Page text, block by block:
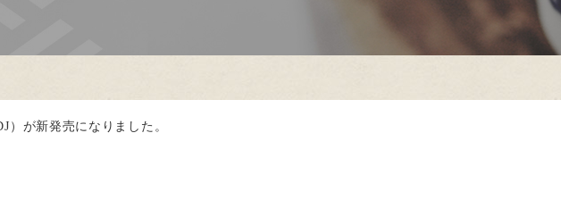
）が新発売になりました。